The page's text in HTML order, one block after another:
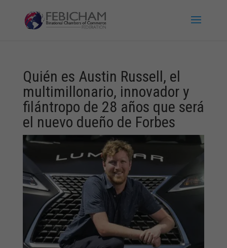
Quién es Austin Russell, el
multimillonario, innovador y
filántropo de 28 años que será
el nuevo dueño de Forbes